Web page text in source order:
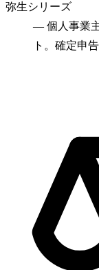
弥生シリーズ
— 個人事業
ト。確定申